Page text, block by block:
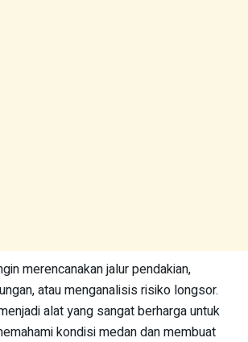
merencanakan jalur pendakian,
atau menganalisis risiko longsor.
alat yang sangat berharga untuk
kondisi medan dan membuat